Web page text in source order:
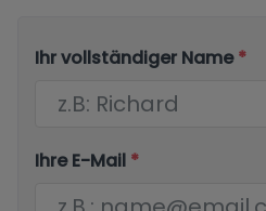
Ihr vollständiger Name*
Ihre E-Mail *